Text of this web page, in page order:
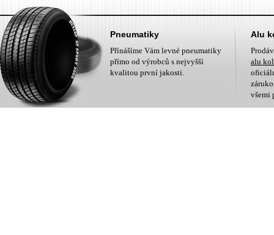
Pneumatiky
Přínášíme Vám levné pneumatiky
přímo od výrobců s nejvyšší
kvalitou první jakosti.
Alu
alu
všemi